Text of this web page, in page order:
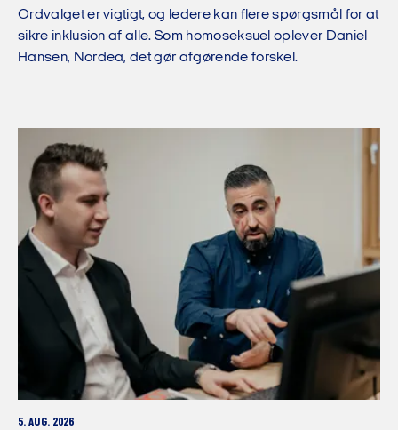
Ordvalget er vigtigt, og ledere kan flere spørgsmål for at
sikre inklusion af alle. Som homoseksuel oplever Daniel
Hansen, Nordea, det gør afgørende forskel.
5. AUG. 2026